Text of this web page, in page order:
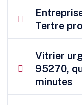
Tertre
Vitrier
95270,
minutes